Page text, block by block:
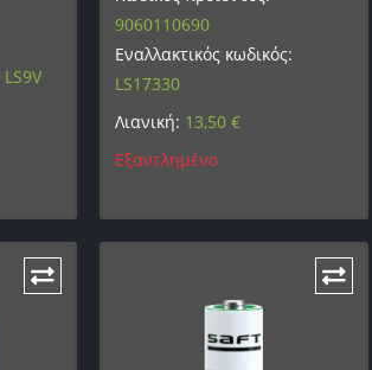
LS9V
9060110690
Εναλλακτικός κωδικός:
LS17330
Λιανική: 13,50 €
Εξαντλημένο